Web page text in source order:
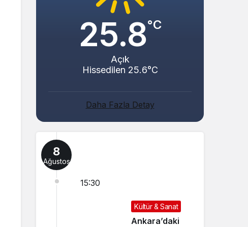
25.8°C
Açık
Hissedilen 25.6°C
Daha Fazla Detay
8
Ağustos
15:30
Kültür & Sanat
Ankara’daki